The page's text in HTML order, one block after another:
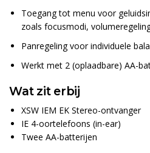
Toegang tot menu voor
zoals focusmodi,
Panregeling voor individuele
Werkt met 2 (oplaadbare) AA-
Wat zit erbij
XSW IEM EK Stereo-ontvanger
IE 4-oortelefoons (in-ear)
Twee AA-batterijen